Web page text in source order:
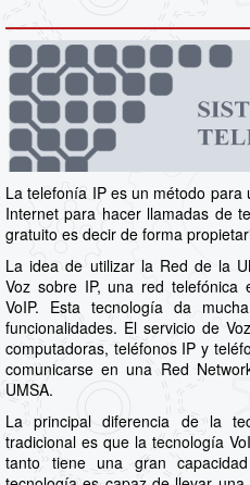
La telefonía IP es un método
Internet para hacer llamadas de
gratuito es decir de forma
La idea de utilizar la Red de la
Voz sobre IP, una red
VoIP. Esta tecnología da
funcionalidades. El servicio de
computadoras, teléfonos IP y
comunicarse en una Red
UMSA.
La principal diferencia de la
tradicional es que la tecnología
tanto tiene una gran